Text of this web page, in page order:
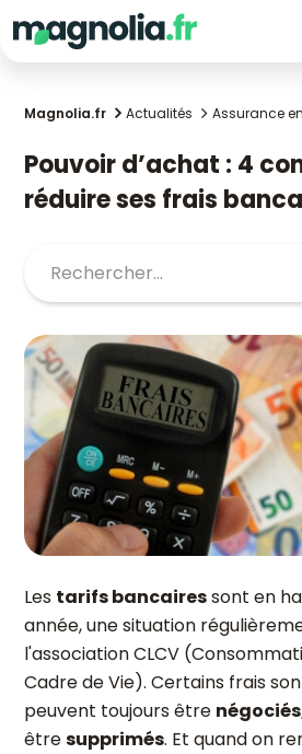
Magnolia.fr Actualités Assurance
Pouvoir d’achat : 4 conseils pour
réduire ses frais
Les tarifs bancairessont en
année, une situation
l'association CLCV
Cadre de Vie). Certains frais
peuvent toujours être
êtresupprimés. Et quand on